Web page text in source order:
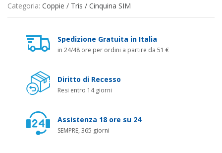
Categoria: Coppie / Tris / Cinquina SIM
Spedizione Gratuita in Italia
in 24/48 ore per ordini a partire da 51 €
Diritto di Recesso
Resi entro 14 giorni
Assistenza 18 ore su 24
SEMPRE, 365 giorni